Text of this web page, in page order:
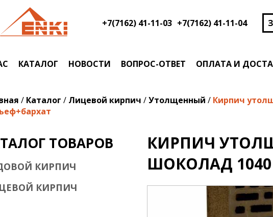
+7(7162) 41-11-03 +7(7162) 41-11-04
КАТАЛОГ НОВОСТИ ВОПРОС-ОТВЕТ ОПЛАТА И
/ Каталог / Лицевой кирпич /Утолщенный / Кирпич
ТОВАРОВ
КИРПИЧ
КИРПИЧ
КИРПИЧ
ШОКОЛАД 1040